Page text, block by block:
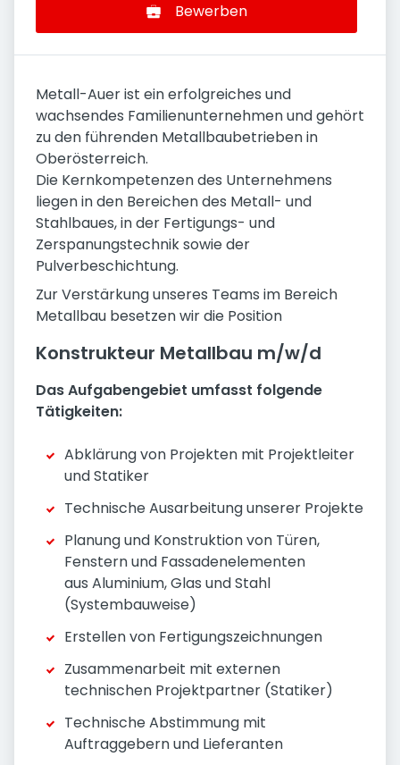
Bewerben
Metall-Auer ist ein erfolgreiches und
wachsendes Familienunternehmen und gehört
zu den führenden Metallbaubetrieben in
Oberösterreich.
Die Kernkompetenzen des Unternehmens
liegen in den Bereichen des Metall- und
Stahlbaues, in der Fertigungs- und
Zerspanungstechnik sowie der
Pulverbeschichtung.
Zur Verstärkung unseres Teams im Bereich
Metallbau besetzen wir die Position
Konstrukteur Metallbau m/w/d
Das Aufgabengebiet umfasst folgende
Tätigkeiten:
Abklärung von Projekten mit Projektleiter
und Statiker
Technische Ausarbeitung unserer Projekte
Planung und Konstruktion von Türen,
Fenstern und Fassadenelementen
aus Aluminium, Glas und Stahl
(Systembauweise)
Erstellen von Fertigungszeichnungen
Zusammenarbeit mit externen
technischen Projektpartner (Statiker)
Technische Abstimmung mit
Auftraggebern und Lieferanten